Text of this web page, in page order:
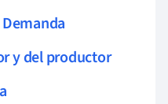
y del productor